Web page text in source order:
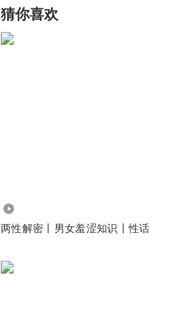
猜你喜欢
两性解密丨男女羞涩知识丨性话